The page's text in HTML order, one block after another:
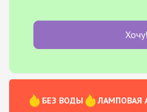
Хочу!
БЕЗ ВОДЫ
ЛАМПОВАЯ